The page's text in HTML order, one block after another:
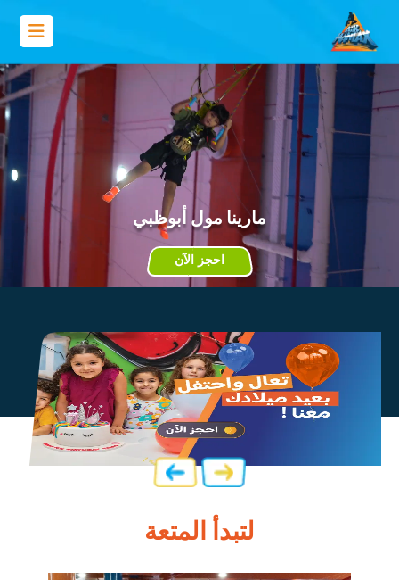
مارينا مول أبوظبي
احجز الآن
لتبدأ المتعة